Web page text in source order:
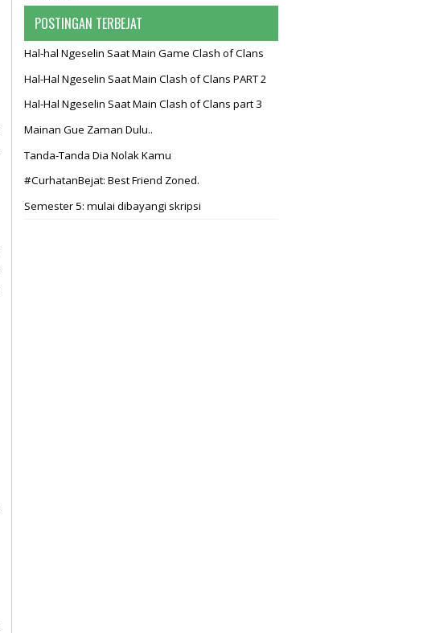
POSTINGAN TERBEJAT
Hal-hal Ngeselin Saat Main Game Clash of Clans
Hal-Hal Ngeselin Saat Main Clash of Clans PART 2
Hal-Hal Ngeselin Saat Main Clash of Clans part 3
Mainan Gue Zaman Dulu..
Tanda-Tanda Dia Nolak Kamu
#CurhatanBejat: Best Friend Zoned.
Semester 5: mulai dibayangi skripsi